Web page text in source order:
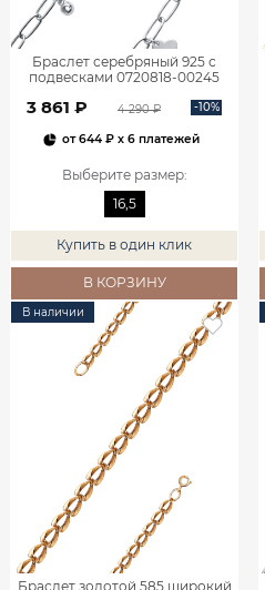
Браслет серебряный 925 с
подвесками 0720818-00245
3 861 ₽ 4 290 ₽ -10%
от644 ₽ x 6 платежей
Выберите размер:
16,5
Купить в один клик
В КОРЗИНУ
В наличии
Браслет золотой 585 широкий